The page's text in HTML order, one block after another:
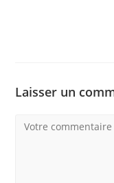
Laisser un
Comment